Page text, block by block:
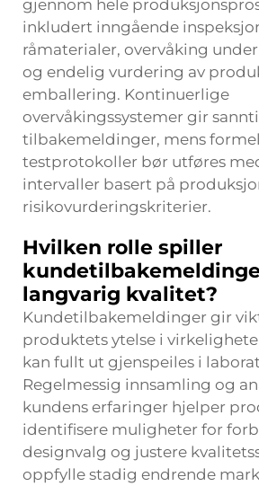
gjennom hele
inkludert inngående
råmaterialer, overvåking
og endelig vurdering av
emballering. Kontinuerlige
overvåkingssystemer gir
tilbakemeldinger, mens
testprotokoller bør utføres
intervaller basert på
risikovurderingskriterier.
Hvilken rolle spiller
langvarig kvalitet?
Kundetilbakemeldinger gir
produktets ytelse i
kan fullt ut gjenspeiles i
Regelmessig innsamling og
kundens erfaringer hjelper
identifisere muligheter for
designvalg og justere
oppfylle stadig endrende